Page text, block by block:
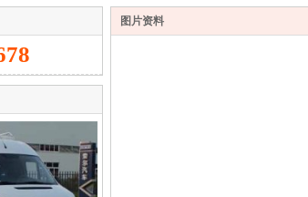
图片资料